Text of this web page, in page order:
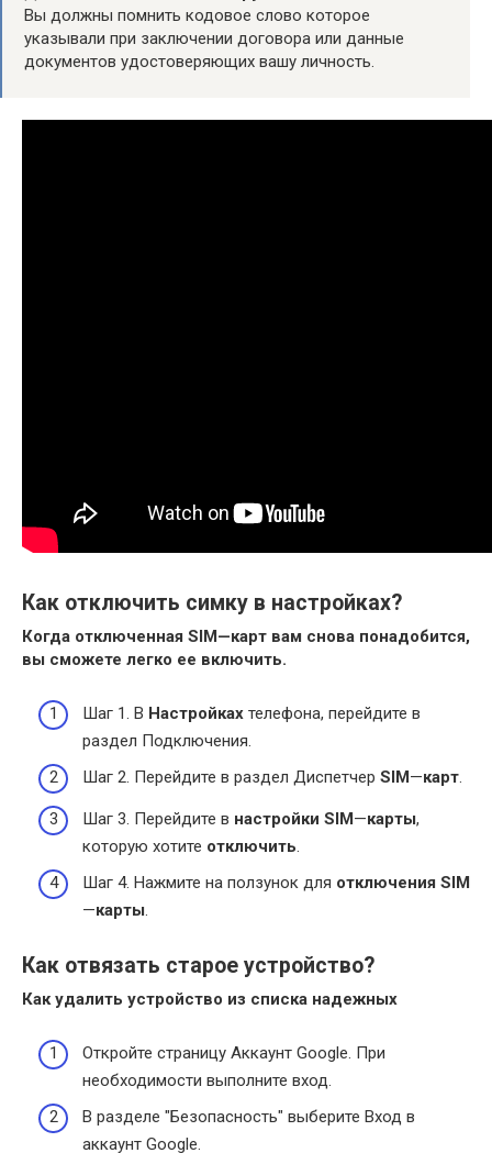
Вы должны помнить кодовое слово которое
указывали при заключении договора или данные
документов удостоверяющих вашу личность.
Как отключить симку в настройках?
Когда отключенная SIM—карт вам снова понадобится,
вы сможете легко ее включить.
Шаг 1. В Настройках телефона, перейдите в
раздел Подключения.
Шаг 2. Перейдите в раздел Диспетчер SIM—карт.
Шаг 3. Перейдите в настройки SIM—карты,
которую хотите отключить.
Шаг 4. Нажмите на ползунок для отключения SIM
—карты.
Как отвязать старое устройство?
Как удалить устройство из списка надежных
Откройте страницу Аккаунт Google. При
необходимости выполните вход.
В разделе "Безопасность" выберите Вход в
аккаунт Google.